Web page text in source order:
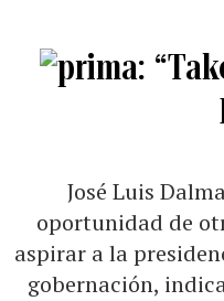
José Luis
oportunidad de
aspirar a la
gobernación,